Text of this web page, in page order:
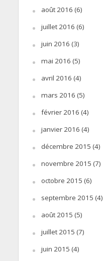
août 2016 (6)
juillet 2016 (6)
juin 2016 (3)
mai 2016 (5)
avril 2016 (4)
mars 2016 (5)
février 2016 (4)
janvier 2016 (4)
décembre 2015 (4)
novembre 2015 (7)
octobre 2015 (6)
septembre 2015 (4)
août 2015 (5)
juillet 2015 (7)
juin 2015 (4)